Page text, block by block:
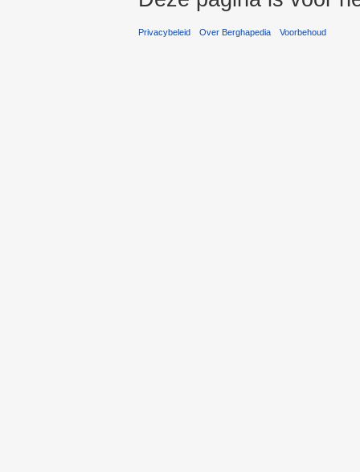
Privacybeleid Over Berghapedia Voorbehoud